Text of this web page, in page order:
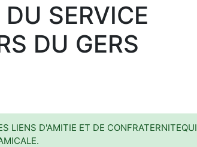
SERVICE
DU GERS
LIENS D'AMITIE ET DE CONFRATERNITEQUI